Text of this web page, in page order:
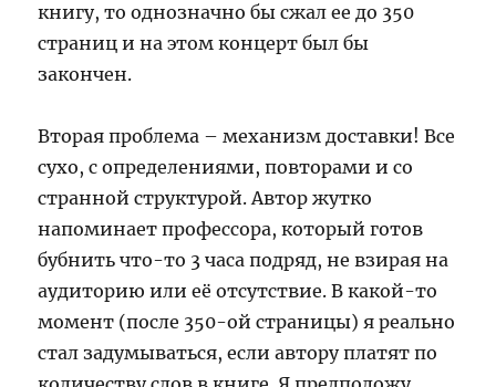
книгу, то однозначно бы сжал ее до 350
страниц и на этом концерт был бы
закончен.
Вторая проблема – механизм доставки! Все
сухо, с определениями, повторами и со
странной структурой. Автор жутко
напоминает профессора, который готов
бубнить что-то 3 часа подряд, не взирая на
аудиторию или её отсутствие. В какой-то
момент (после 350-ой страницы) я реально
стал задумываться, если автору платят по